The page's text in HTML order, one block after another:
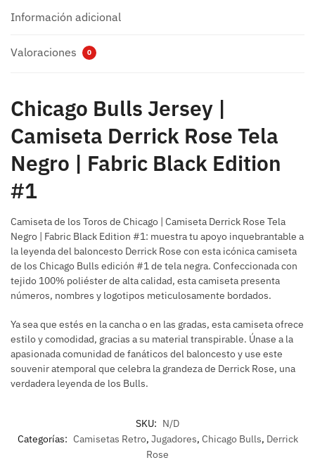
Información adicional
Valoraciones 0
Chicago Bulls Jersey |
Camiseta Derrick Rose Tela
Negro | Fabric Black Edition
#1
Camiseta de los Toros de Chicago | Camiseta Derrick Rose Tela
Negro | Fabric Black Edition #1: muestra tu apoyo inquebrantable a
la leyenda del baloncesto Derrick Rose con esta icónica camiseta
de los Chicago Bulls edición #1 de tela negra. Confeccionada con
tejido 100% poliéster de alta calidad, esta camiseta presenta
números, nombres y logotipos meticulosamente bordados.
Ya sea que estés en la cancha o en las gradas, esta camiseta ofrece
estilo y comodidad, gracias a su material transpirable. Únase a la
apasionada comunidad de fanáticos del baloncesto y use este
souvenir atemporal que celebra la grandeza de Derrick Rose, una
verdadera leyenda de los Bulls.
SKU: N/D
Categorías: Camisetas Retro, Jugadores, Chicago Bulls, Derrick
Rose